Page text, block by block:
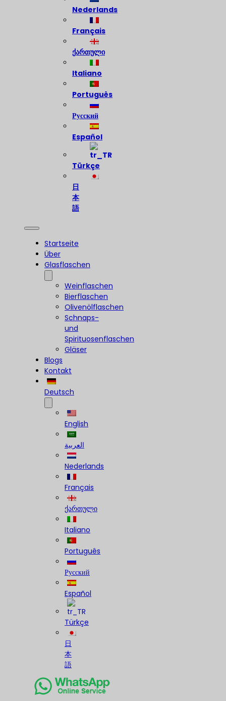
Nederlands
Français
ქართული
Italiano
Português
Русский
Español
Türkçe
日
本
語
Startseite
Über
Glasflaschen
Weinflaschen
Bierflaschen
Olivenölflaschen
Schnaps-
und
Spirituosenflaschen
Gläser
Blogs
Kontakt
Deutsch
English
العربية
Nederlands
Français
ქართული
Italiano
Português
Русский
Español
Türkçe
日
本
語